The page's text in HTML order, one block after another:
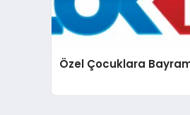
Özel Çocuklara Bayram